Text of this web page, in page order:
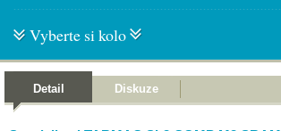
Vyberte si kolo
Detail Diskuze